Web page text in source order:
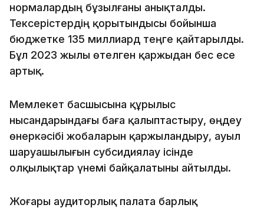
нормалардың бұзылғаны анықталды.
Тексерістердің қорытындысы бойынша
бюджетке 135 миллиард теңге қайтарылды.
Бұл 2023 жылы өтелген қаржыдан бес есе
артық.
Мемлекет басшысына құрылыс
нысандарындағы баға қалыптастыру, өңдеу
өнеркәсібі жобаларын қаржыландыру, ауыл
шаруашылығын субсидиялау ісінде
олқылықтар үнемі байқалатыны айтылды.
Жоғары аудиторлық палата барлық